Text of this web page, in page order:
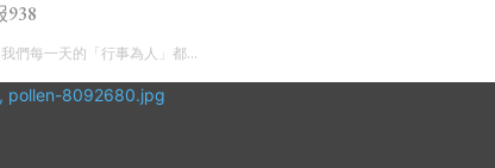
938
我們每一天的「行事為人」都...